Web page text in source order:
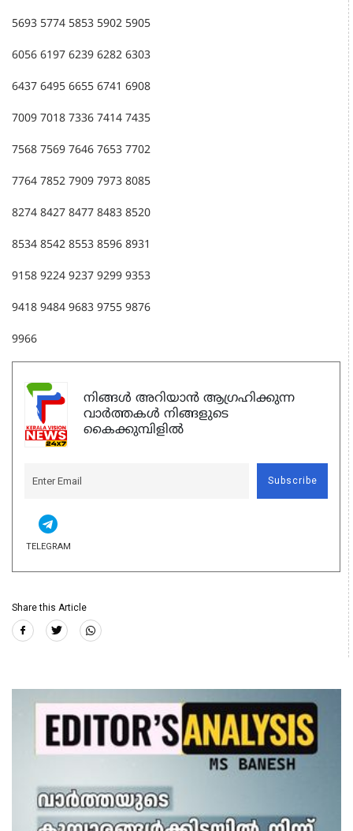
5693 5774 5853 5902 5905
6056 6197 6239 6282 6303
6437 6495 6655 6741 6908
7009 7018 7336 7414 7435
7568 7569 7646 7653 7702
7764 7852 7909 7973 8085
8274 8427 8477 8483 8520
8534 8542 8553 8596 8931
9158 9224 9237 9299 9353
9418 9484 9683 9755 9876
9966
നിങ്ങൾ അറിയാൻ ആഗ്രഹിക്കുന്ന
വാർത്തകൾ നിങ്ങളുടെ
കൈക്കുമ്പിളിൽ
Subscribe
TELEGRAM
Share this Article